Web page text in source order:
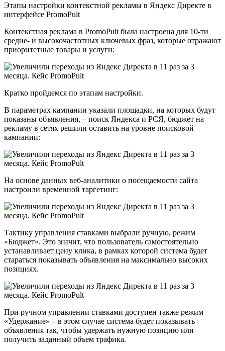
Этапы настройки контекстной рекламы в Яндекс Директе в
интерфейсе PromoPult
Контекстная реклама в PromoPult была настроена для 10-ти
средне- и высокочастотных ключевых фраз, которые отражают
приоритетные товары и услуги:
Кратко пройдемся по этапам настройки.
В параметрах кампании указали площадки, на которых будут
показаны объявления, – поиск Яндекса и РСЯ, бюджет на
рекламу в сетях решили оставить на уровне поисковой
кампании:
На основе данных веб-аналитики о посещаемости сайта
настроили временной таргетинг:
Тактику управления ставками выбрали ручную, режим
«Бюджет». Это значит, что пользователь самостоятельно
устанавливает цену клика, в рамках которой система будет
стараться показывать объявления на максимально высоких
позициях.
При ручном управлении ставками доступен также режим
«Удержание» – в этом случае система будет показывать
объявления так, чтобы удержать нужную позицию или
получить заданный объем трафика.